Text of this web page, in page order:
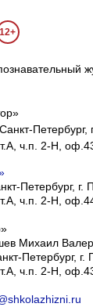
12+
Петербург,
ч.п. 2-Н,
Петербург, г.
ч.п. 2-Н,
Михаил
Петербург, г.
ч.п. 2-Н,